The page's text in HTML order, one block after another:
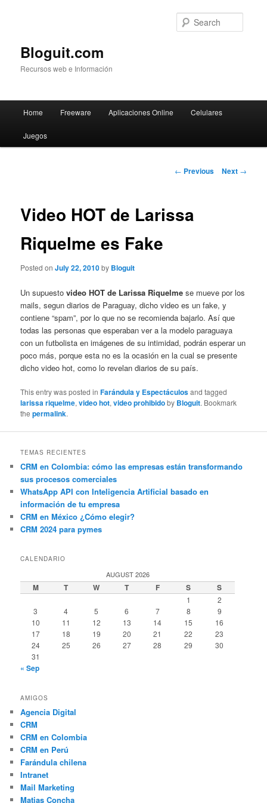
Bloguit.com
Recursos web e Información
Skip
to
Home Freeware Aplicaciones Online Celulares
Juegos
Post
← Previous Next →
Video HOT de Larissa
Riquelme es Fake
Posted onJuly 22, 2010by Bloguit
Un supuestovideo HOT de Larissa Riquelme se mueve por los
mails, segun diarios de Paraguay, dicho video es un fake, y
contiene “spam”, por lo que no se recomienda bajarlo. Así que
todas las personas que esperaban ver a la modelo paraguaya
con un futbolista en imágenes de su intimidad, podrán esperar un
poco más, porque esta no es la ocasión en la cual se presente
dicho video hot, como lo revelan diarios de su país.
This entry was posted inFarándula y Espectáculosand tagged
larissa riquelme,video hot,video prohibidoby Bloguit. Bookmark
thepermalink.
TEMAS RECIENTES
CRM en Colombia: cómo las empresas están transformando
sus procesos comerciales
WhatsApp API con Inteligencia Artificial basado en
información de tu empresa
CRM en México ¿Cómo elegir?
CRM 2024 para pymes
CALENDARIO
AUGUST 2026
M T W T F S S
1
2
3
4 5 6 7 8
9
10
11 12 13 14 15
16
17
18 19 20 21 22
23
24
25 26 27 28 29
30
31
« Sep
AMIGOS
Agencia Digital
CRM
CRM en Colombia
CRM en Perú
Farándula chilena
Intranet
Mail Marketing
Matias Concha